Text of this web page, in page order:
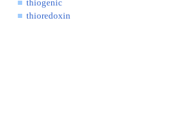
thiogenic
thioredoxin